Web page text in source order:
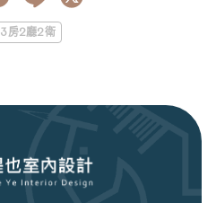
3房2廳2衛